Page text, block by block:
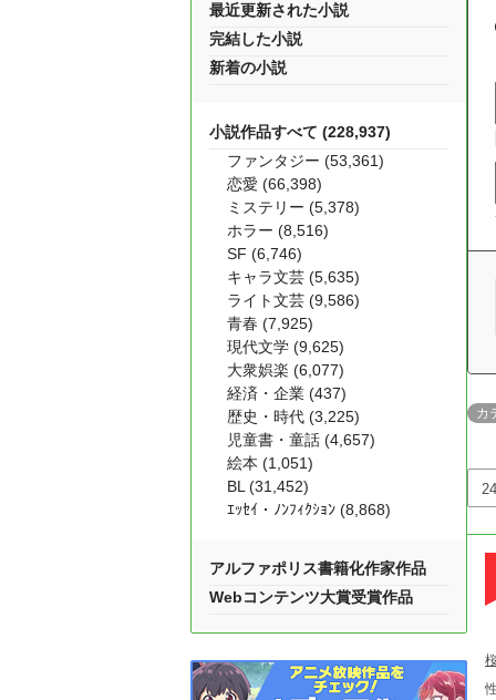
カ
最近更新された小説
完結した小説
新着の小説
小説作品すべて (228,937)
ファンタジー (53,361)
恋愛 (66,398)
ミステリー (5,378)
ホラー (8,516)
SF (6,746)
キャラ文芸 (5,635)
ライト文芸 (9,586)
青春 (7,925)
現代文学 (9,625)
大衆娯楽 (6,077)
経済・企業 (437)
歴史・時代 (3,225)
児童書・童話 (4,657)
絵本 (1,051)
BL (31,452)
ｴｯｾｲ・ﾉﾝﾌｨｸｼｮﾝ (8,868)
アルファポリス書籍化作家作品
Webコンテンツ大賞受賞作品